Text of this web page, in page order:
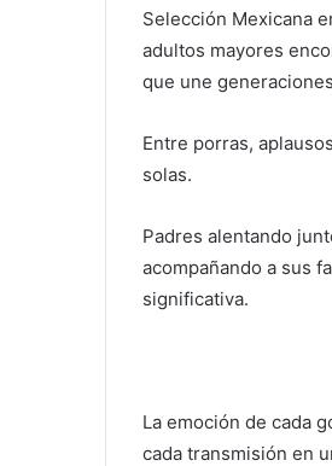
Selección Mexicana
adultos mayores
que une
Entre porras,
solas.
Padres alentando
acompañando a sus
significativa.
La emoción de cada
cada transmisión en